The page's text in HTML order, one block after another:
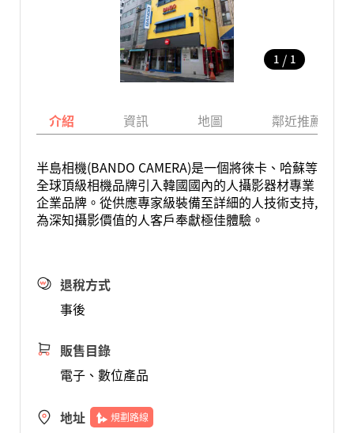
1 / 1
介紹 資訊 地圖 鄰近推薦景點
半島相機(BANDO CAMERA)是一個將徠卡、哈蘇等
全球頂級相機品牌引入韓國國內的人攝影器材專業
企業品牌。從供應專家級裝備至詳細的人技術支持,
為深知攝影價值的人客戶奉獻極佳體驗。
退稅方式
事後
販售目錄
電子、數位產品
地址 規劃路線